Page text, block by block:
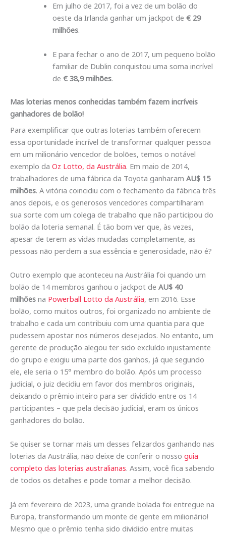
Em julho de 2017, foi a vez de um bolão do
oeste da Irlanda ganhar um jackpot de € 29
milhões.
E para fechar o ano de 2017, um pequeno bolão
familiar de Dublin conquistou uma soma incrível
de € 38,9 milhões.
Mas loterias menos conhecidas também fazem incríveis
ganhadores de bolão!
Para exemplificar que outras loterias também oferecem
essa oportunidade incrível de transformar qualquer pessoa
em um milionário vencedor de bolões, temos o notável
exemplo da Oz Lotto, da Austrália. Em maio de 2014,
trabalhadores de uma fábrica da Toyota ganharam AU$ 15
milhões. A vitória coincidiu com o fechamento da fábrica três
anos depois, e os generosos vencedores compartilharam
sua sorte com um colega de trabalho que não participou do
bolão da loteria semanal. É tão bom ver que, às vezes,
apesar de terem as vidas mudadas completamente, as
pessoas não perdem a sua essência e generosidade, não é?
Outro exemplo que aconteceu na Austrália foi quando um
bolão de 14 membros ganhou o jackpot de AU$ 40
milhões na Powerball Lotto da Austrália, em 2016. Esse
bolão, como muitos outros, foi organizado no ambiente de
trabalho e cada um contribuiu com uma quantia para que
pudessem apostar nos números desejados. No entanto, um
gerente de produção alegou ter sido excluído injustamente
do grupo e exigiu uma parte dos ganhos, já que segundo
ele, ele seria o 15° membro do bolão. Após um processo
judicial, o juiz decidiu em favor dos membros originais,
deixando o prêmio inteiro para ser dividido entre os 14
participantes – que pela decisão judicial, eram os únicos
ganhadores do bolão.
Se quiser se tornar mais um desses felizardos ganhando nas
loterias da Austrália, não deixe de conferir o nosso guia
completo das loterias australianas. Assim, você fica sabendo
de todos os detalhes e pode tomar a melhor decisão.
Já em fevereiro de 2023, uma grande bolada foi entregue na
Europa, transformando um monte de gente em milionário!
Mesmo que o prêmio tenha sido dividido entre muitas